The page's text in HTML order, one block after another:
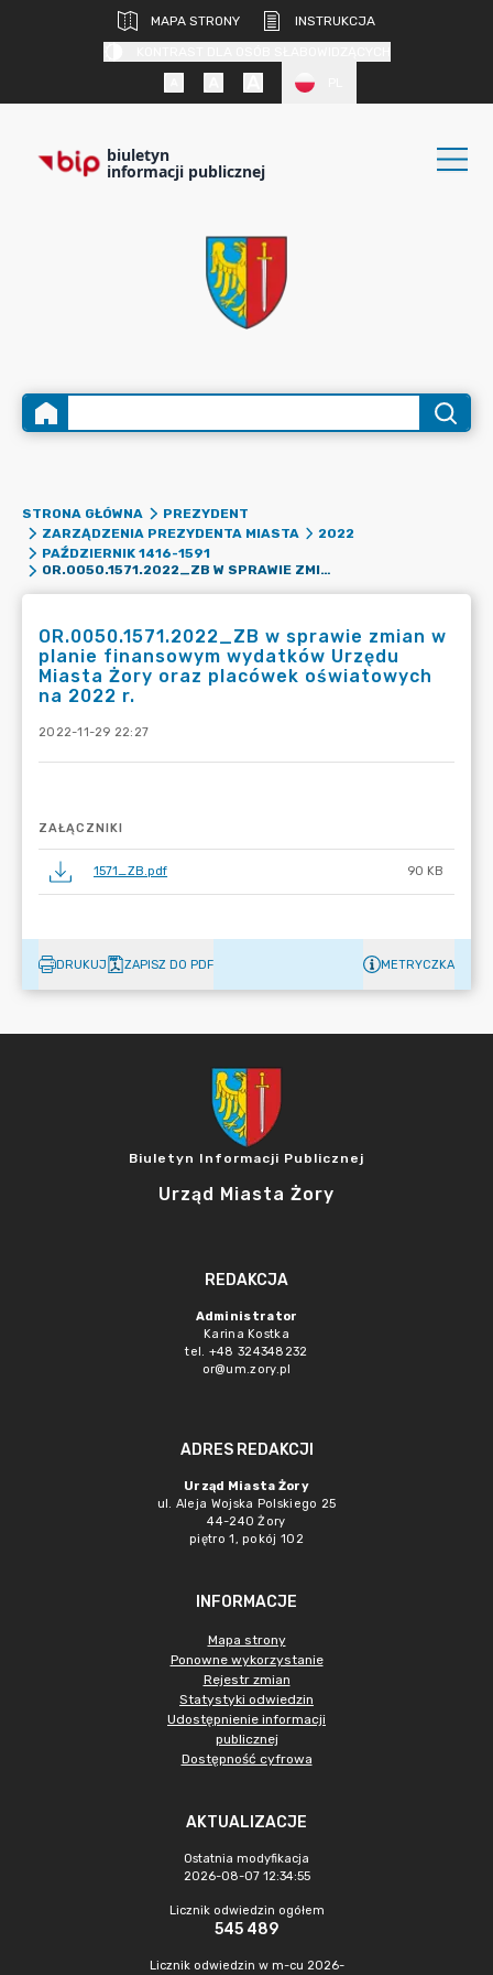
MAPA STRONY
INSTRUKCJA
biuletyn
informacji publicznej
STRONA GŁÓWNA
PREZYDENT
ZARZĄDZENIA PREZYDENTA MIASTA
2022
PAŹDZIERNIK 1416-1591
OR.0050.1571.2022_ZB W SPRAWIE ZMIAN W PLANIE FINANSOWYM WYDATKÓW URZĘDU MIASTA ŻORY ORAZ PLACÓWEK OŚWIATOWYCH NA 2022 R.
OR.0050.1571.2022_ZB w sprawie zmian w
planie finansowym wydatków Urzędu
Miasta Żory oraz placówek oświatowych
na 2022 r.
2022-11-29 22:27
ZAŁĄCZNIKI
1571_ZB.pdf 90 KB
DRUKUJ ZAPISZ DO PDF METRYCZKA
Biuletyn Informacji Publicznej
Urząd Miasta Żory
REDAKCJA
Administrator
Karina Kostka
tel. +48 324348232
or@um.zory.pl
ADRES REDAKCJI
Urząd Miasta Żory
ul. Aleja Wojska Polskiego 25
44-240 Żory
piętro 1, pokój 102
INFORMACJE
Mapa strony
Ponowne wykorzystanie
Rejestr zmian
Statystyki odwiedzin
Udostępnienie informacji
publicznej
Dostępność cyfrowa
AKTUALIZACJE
Ostatnia modyfikacja
2026-08-07 12:34:55
Licznik odwiedzin ogółem
545 489
Licznik odwiedzin w m-cu 2026-